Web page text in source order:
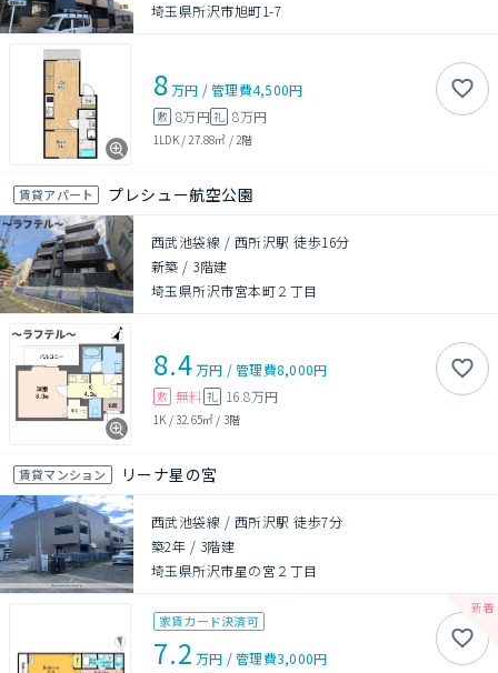
埼玉県所沢市旭町1-7
8万円 /管理費4,500円
敷 8万円礼 8万円
1LDK/ 27.88㎡ / 2階
賃貸アパート プレシュー航空公園
西武池袋線 / 西所沢駅 徒歩16分
新築 / 3階建
埼玉県所沢市宮本町２丁目
8.4万円 /管理費8,000円
敷 無料 礼 16.8万円
1K /32.65㎡ / 3階
賃貸マンション リーナ星の宮
西武池袋線 / 西所沢駅 徒歩7分
築2年 / 3階建
埼玉県所沢市星の宮２丁目
家賃カード決済可
7.2 万円 /管理費3,000円